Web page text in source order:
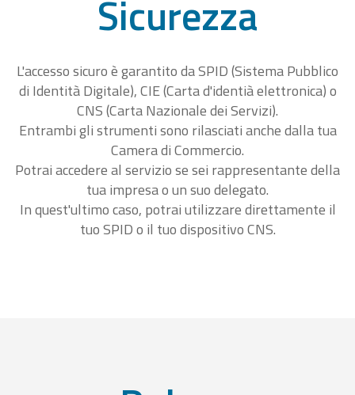
Sicurezza
L'accesso sicuro è garantito da SPID (Sistema Pubblico
di Identità Digitale), CIE (Carta d'identià elettronica) o
CNS (Carta Nazionale dei Servizi).
Entrambi gli strumenti sono rilasciati anche dalla tua
Camera di Commercio.
Potrai accedere al servizio se sei rappresentante della
tua impresa o un suo delegato.
In quest'ultimo caso, potrai utilizzare direttamente il
tuo SPID o il tuo dispositivo CNS.